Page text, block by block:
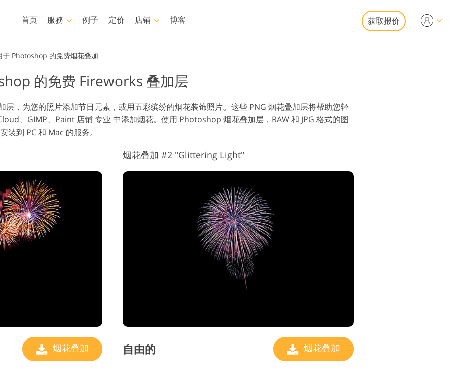
首页 服務
人工智能生成的服装模型 图像处理服务 照片修复服务
珠宝修饰服务 视频编辑服务
例子 定价 店铺
Photoshop
Photoshop 动作
Photoshop 疊加
Photoshop 紋理
Ps 动作 整个合集
模板
情人节贺卡
婚礼请柬
博客 获取报价
于 Photoshop 的免费烟花叠加
的免费 Fireworks 叠加层
，为您的照片添加节日元素，或用五彩缤纷的烟花装饰照片。这些 PNG 烟花叠加层将帮助您轻
、GIMP、Paint 店铺 专业 中添加烟花。使用 Photoshop 烟花叠加层，RAW 和 JPG 格式的图
到 PC 和 Mac 的服务。
烟花叠加
烟花叠加 #2 "Glittering Light"
自由的 烟花叠加